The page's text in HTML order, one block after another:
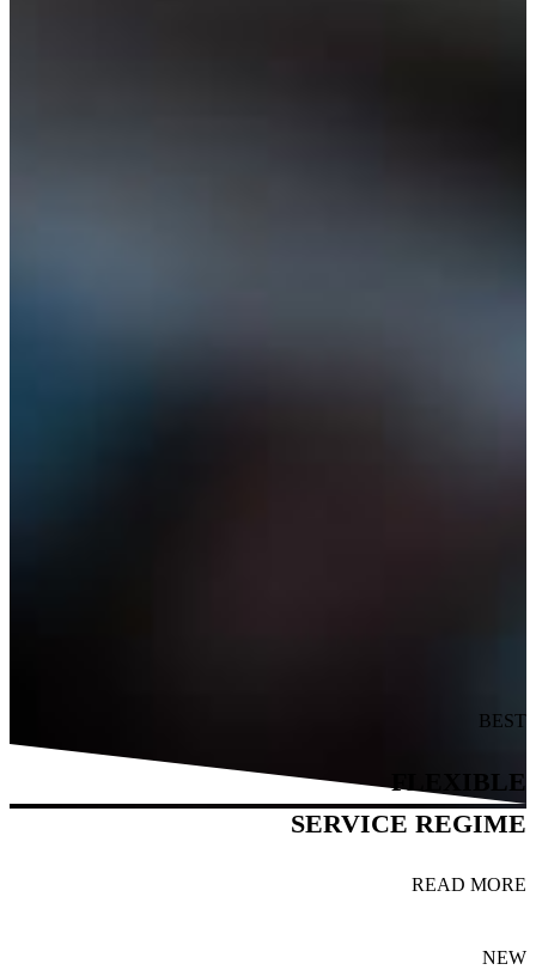
BEST
FLEXIBLE
SERVICE REGIME
READ MORE
NEW